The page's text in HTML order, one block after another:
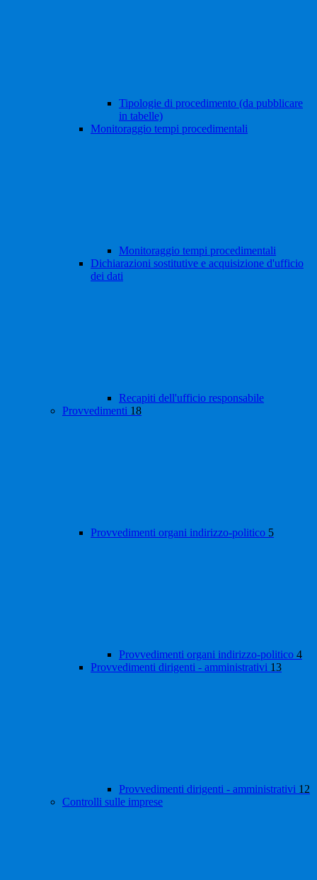
Tipologie di procedimento (da pubblicare
in tabelle)
Monitoraggio tempi procedimentali
Monitoraggio tempi procedimentali
Dichiarazioni sostitutive e acquisizione d'ufficio
dei dati
Recapiti dell'ufficio responsabile
Provvedimenti 18
Provvedimenti organi indirizzo-politico 5
Provvedimenti organi indirizzo-politico 4
Provvedimenti dirigenti - amministrativi 13
Provvedimenti dirigenti - amministrativi 12
Controlli sulle imprese